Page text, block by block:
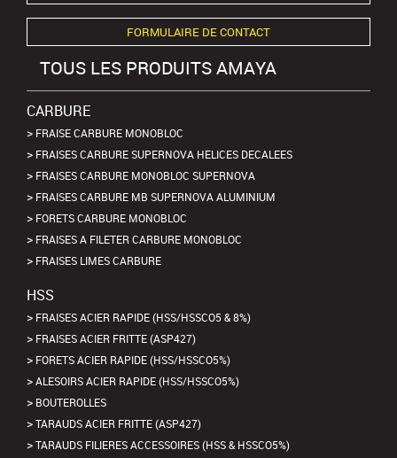
FORMULAIRE DE CONTACT
TOUS LES PRODUITS AMAYA
CARBURE
FRAISE CARBURE MONOBLOC
FRAISES CARBURE SUPERNOVA HELICES DECALEES
FRAISES CARBURE MONOBLOC SUPERNOVA
FRAISES CARBURE MB SUPERNOVA ALUMINIUM
FORETS CARBURE MONOBLOC
FRAISES A FILETER CARBURE MONOBLOC
FRAISES LIMES CARBURE
HSS
FRAISES ACIER RAPIDE (HSS/HSSCO5 & 8%)
FRAISES ACIER FRITTE (ASP427)
FORETS ACIER RAPIDE (HSS/HSSCO5%)
ALESOIRS ACIER RAPIDE (HSS/HSSCO5%)
BOUTEROLLES
TARAUDS ACIER FRITTE (ASP427)
TARAUDS FILIERES ACCESSOIRES (HSS & HSSCO5%)